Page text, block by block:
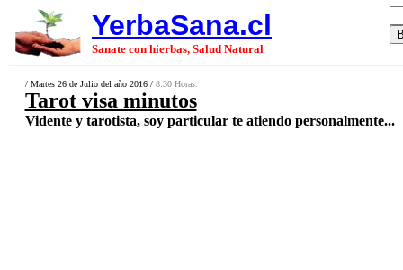
YerbaSana.cl
Sanate con hierbas, Salud Natural
/ Martes 26 de Julio del año 2016 / 8:30 Horas.
Tarot visa minutos
Vidente y tarotista, soy particular te atiendo personalmente...